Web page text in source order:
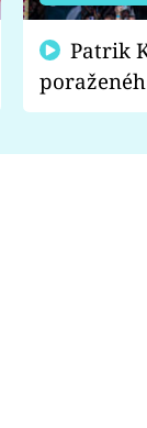
fanoušci